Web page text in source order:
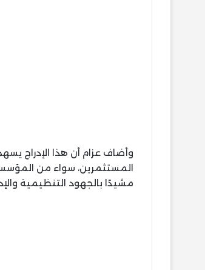
وأضاف عزام أن هذا الإدراج
المستثمرين، سواء من
مشيدًا بالجهود التنظيمية